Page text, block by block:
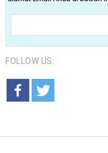
FOLLOW US: